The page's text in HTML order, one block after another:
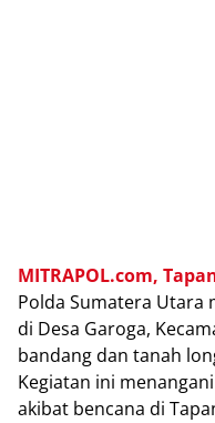
MITRAPOL.com,
Polda Sumatera Utara
di Desa Garoga,
bandang dan tanah
Kegiatan ini
akibat bencana di